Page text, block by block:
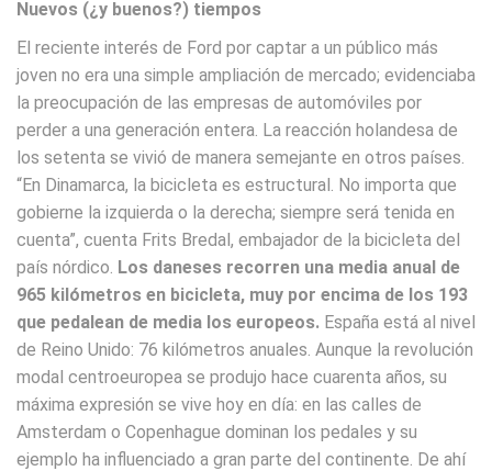
Nuevos (¿y buenos?) tiempos
El reciente interés de Ford por captar a un público más
joven no era una simple ampliación de mercado; evidenciaba
la preocupación de las empresas de automóviles por
perder a una generación entera. La reacción holandesa de
los setenta se vivió de manera semejante en otros países.
“En Dinamarca, la bicicleta es estructural. No importa que
gobierne la izquierda o la derecha; siempre será tenida en
cuenta”, cuenta Frits Bredal, embajador de la bicicleta del
país nórdico. Los daneses recorren una media anual de
965 kilómetros en bicicleta, muy por encima de los 193
que pedalean de media los europeos. España está al nivel
de Reino Unido: 76 kilómetros anuales. Aunque la revolución
modal centroeuropea se produjo hace cuarenta años, su
máxima expresión se vive hoy en día: en las calles de
Amsterdam o Copenhague dominan los pedales y su
ejemplo ha influenciado a gran parte del continente. De ahí